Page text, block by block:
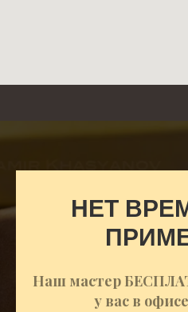
НЕТ
Наш мастер
у вас в